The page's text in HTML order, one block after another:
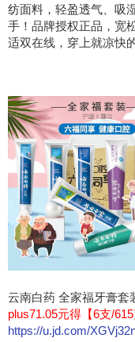
纺面料，轻盈透气、吸
手！品牌授权正品，宽
适双在线，穿上就凉快
云南白药 全家福牙膏套
plus71.05元得【6支/615
https://u.jd.com/